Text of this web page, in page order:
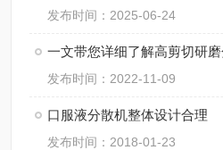
发布时间：2025-06-24
一文带您详细了解高剪切研
发布时间：2022-11-09
口服液分散机整体设计合理
发布时间：2018-01-23